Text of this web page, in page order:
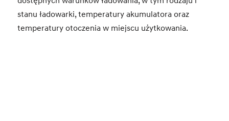
stanu ładowarki, temperatury akumulatora oraz
temperatury otoczenia w miejscu użytkowania.